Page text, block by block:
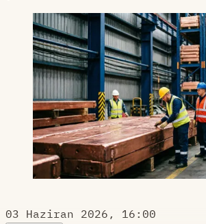
03 Haziran 2026, 16:00